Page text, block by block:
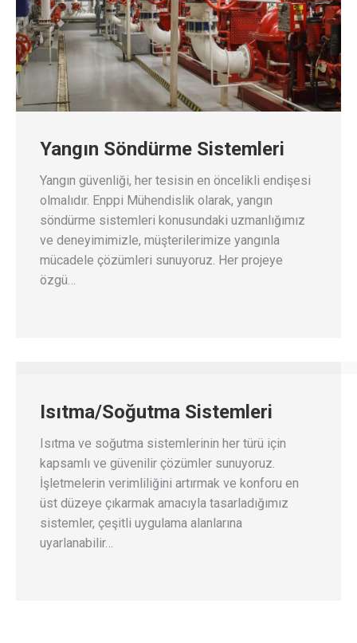
Yangın Söndürme Sistemleri
Yangın güvenliği, her tesisin en öncelikli endişesi
olmalıdır. Enppi Mühendislik olarak, yangın
söndürme sistemleri konusundaki uzmanlığımız
ve deneyimimizle, müşterilerimize yangınla
mücadele çözümleri sunuyoruz. Her projeye
özgü…
Isıtma/Soğutma Sistemleri
Isıtma ve soğutma sistemlerinin her türü için
kapsamlı ve güvenilir çözümler sunuyoruz.
İşletmelerin verimliliğini artırmak ve konforu en
üst düzeye çıkarmak amacıyla tasarladığımız
sistemler, çeşitli uygulama alanlarına
uyarlanabilir…